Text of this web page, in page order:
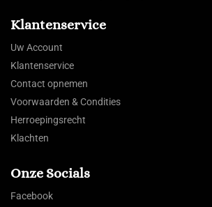
Klantenservice
Uw Account
Klantenservice
Contact opnemen
Voorwaarden & Condities
Herroepingsrecht
Klachten
Onze Socials
Facebook